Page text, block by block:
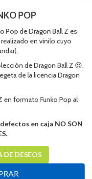
POP
Pop de Dragon Ball Z es
en vinilo cuyo
de Dragon Ball Z 😍,
de la licencia Dragon
en formato Funko Pop al
en caja NO SON
DE DESEOS